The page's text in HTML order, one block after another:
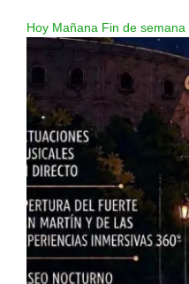
Hoy Mañana Fin de semana